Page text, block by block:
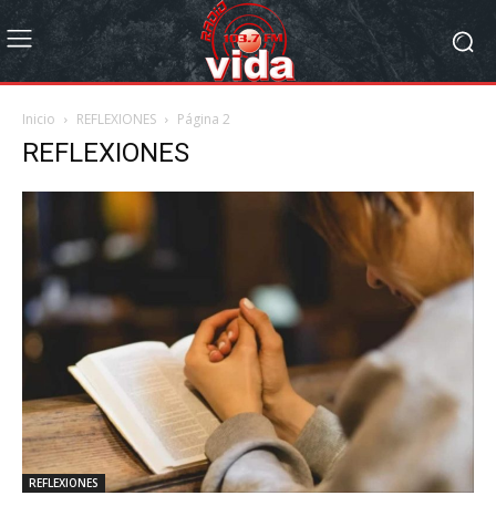
Inicio REFLEXIONES Página 2
REFLEXIONES
REFLEXIONES